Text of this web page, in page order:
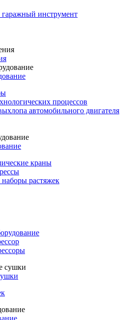
инструмент
процессов
автомобильного двигателя
краны
растяжек